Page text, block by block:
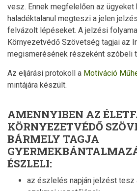
vesz. Ennek megfelelően az ügyeket
haladéktalanul megteszi a jelen
felvázolt lépéseket. A jelzési
Környezetvédő Szövetség tagjai az
megismerésének részeként szóbeli
Az eljárási protokoll a Motiváció
mintájára készült.
AMENNYIBEN AZ
KÖRNYEZETVÉDŐ
BÁRMELY TAGJA
ÉSZLELI:
az észlelés napján jelzést tesz